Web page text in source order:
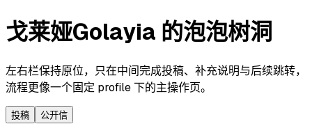
戈莱娅Golayia 的泡泡树洞
左右栏保持原位，只在中间完成投稿、补充说明与后续跳转，
流程更像一个固定 profile 下的主操作页。
投稿 公开信